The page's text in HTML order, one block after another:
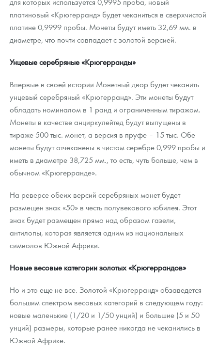
платиновый «Крюгерранд» будет чеканиться в сверхчистой
платине 0,9999 пробы. Монеты будут иметь 32,69 мм. в
диаметре, что почти совпадает с золотой версией.
Унцевые серебряные «Крюгерранды»
Впервые в своей истории Монетный двор будет чеканить
унцевый серебряный «Крюгерранд». Эти монеты будут
обладать номиналом в 1 ранд и ограниченным тиражом.
Монеты в качестве анциркулейтед будут выпущены в
тираже 500 тыс. монет, а версия в пруфе – 15 тыс. Обе
монеты будут отчеканены в чистом серебре 0,999 пробы и
иметь в диаметре 38,725 мм., то есть, чуть больше, чем в
обычном «Крюгерранде».
На реверсе обеих версий серебряных монет будет
размещен знак «50» в честь полувекового юбилея. Этот
знак будет размещен прямо над образом газели,
антилопы, которая является одним из национальных
символов Южной Африки.
Новые весовые категории золотых «Крюгеррандов»
Но и это еще не все. Золотой «Крюгерранд» обзаведется
большим спектром весовых категорий в следующем году:
новые маленькие (1/20 и 1/50 унций) и большие (5 и 50
унций) размеры, которые ранее никогда не чеканились в
Южной Африке.